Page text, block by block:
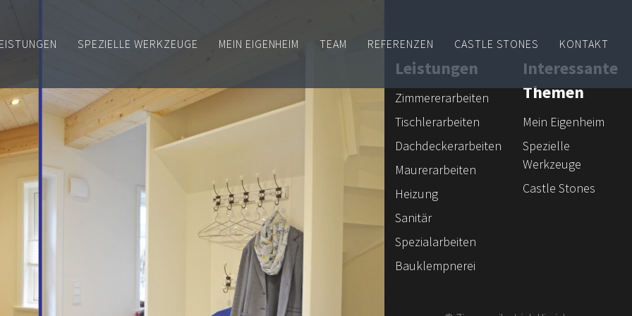
SPEZIELLE WERKZEUGE MEIN EIGENHEIM TEAM REFERENZEN CASTLE STONES KONTAKT
Leistungen
Zimmererarbeiten
Tischlerarbeiten
Dachdeckerarbeiten
Maurerarbeiten
Heizung
Sanitär
Spezialarbeiten
Bauklempnerei
Interessante
Themen
Mein Eigenheim
Spezielle
Werkzeuge
Castle Stones